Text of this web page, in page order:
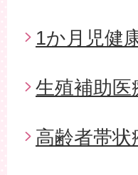
1か月児健
生殖補助医
高齢者帯